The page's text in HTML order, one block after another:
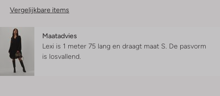
Vergelijkbare items
Maatadvies
Lexi is 1 meter 75 lang en draagt maat S. De pasvorm
is losvallend